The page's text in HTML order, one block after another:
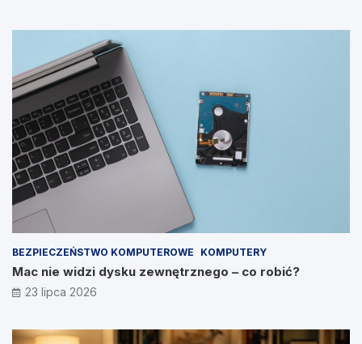
BEZPIECZEŃSTWO KOMPUTEROWE KOMPUTERY
Mac nie widzi dysku zewnętrznego – co robić?
23 lipca 2026